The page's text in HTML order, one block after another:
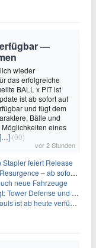
—
wieder
das erfolgreiche
BALL x PIT ist
ist ab sofort auf
und fügt dem
Bälle und
eines
[…] (00)
vor 2 Stunden
Stapler feiert Release
– ab sofort für euch verfügbar
neue Fahrzeuge
Deckbuilding Kombo kehrt zurück
ist ab heute verfügbar